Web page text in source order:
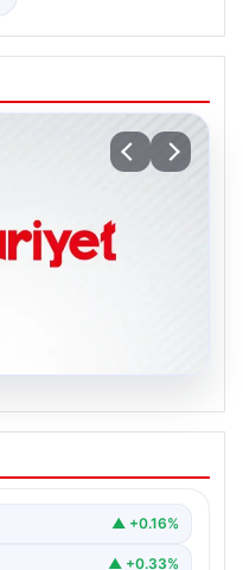
medya
Galatasaray Spor…▲ +0.16%
▲ +0.33%